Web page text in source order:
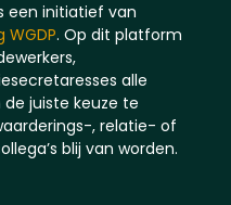
een initiatief van
. Op dit platform
alle
juiste keuze te
, relatie- of
blij van worden.